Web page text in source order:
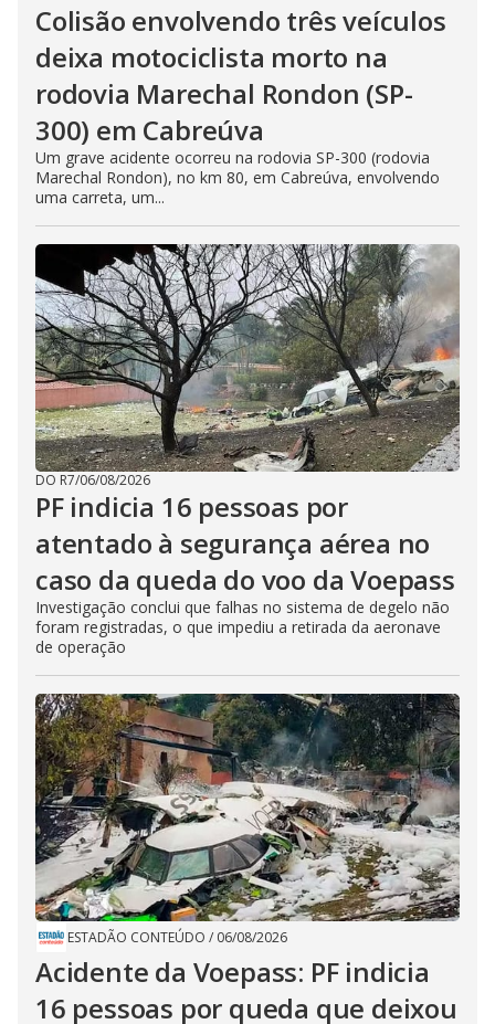
Colisão envolvendo três veículos
deixa motociclista morto na
rodovia Marechal Rondon (SP-
300) em Cabreúva
Um grave acidente ocorreu na rodovia SP-300 (rodovia
Marechal Rondon), no km 80, em Cabreúva, envolvendo
uma carreta, um...
DO R7/06/08/2026
PF indicia 16 pessoas por
atentado à segurança aérea no
caso da queda do voo da Voepass
Investigação conclui que falhas no sistema de degelo não
foram registradas, o que impediu a retirada da aeronave
de operação
ESTADÃO CONTEÚDO / 06/08/2026
Acidente da Voepass: PF indicia
16 pessoas por queda que deixou